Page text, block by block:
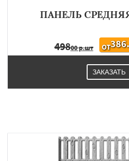
ПАНЕЛЬ
49800 р.шт ОТ
ЗАКАЗАТЬ